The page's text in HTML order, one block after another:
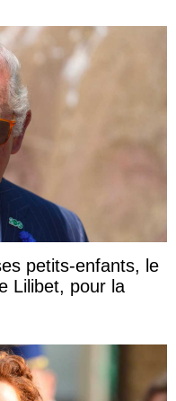
petits-enfants, le
Lilibet, pour la